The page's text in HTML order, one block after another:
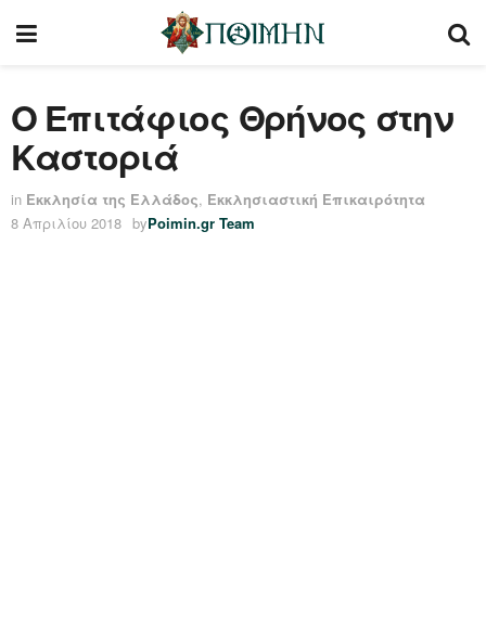
Ο Επιτάφιος Θρήνος στην
Καστοριά
in Εκκλησία της Ελλάδος, Εκκλησιαστική Επικαιρότητα
8 Απριλίου 2018 byPoimin.gr Team